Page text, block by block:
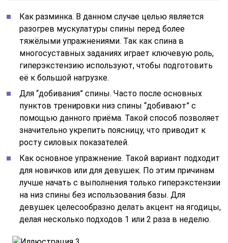
Как разминка. В данном случае целью является
разогрев мускулатуры спины перед более
тяжёлыми упражнениями. Так как спина в
многосуставных заданиях играет ключевую роль,
гиперэкстензию используют, чтобы подготовить
её к большой нагрузке.
Для “добивания” спины. Часто после основных
пунктов тренировки низ спины “добивают” с
помощью данного приёма. Такой способ позволяет
значительно укрепить поясницу, что приводит к
росту силовых показателей.
Как основное упражнение. Такой вариант подходит
для новичков или для девушек. По этим причинам
лучше начать с выполнения только гиперэкстензии
на низ спины без использования базы. Для
девушек целесообразно делать акцент на ягодицы,
делая несколько подходов 1 или 2 раза в неделю.